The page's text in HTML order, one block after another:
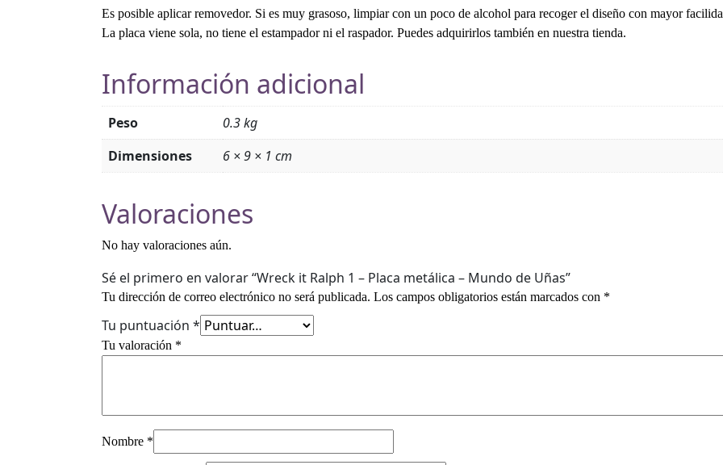
Es posible aplicar removedor. Si es muy grasoso, limpiar con un poco de alcohol para recoger el diseño con mayor
La placa viene sola, no tiene el estampador ni el raspador. Puedes adquirirlos también en nuestra tienda.
Información adicional
Peso
0.3 kg
Dimensiones
6 × 9 × 1 cm
Valoraciones
No hay valoraciones aún.
Sé el primero en valorar “Wreck it Ralph 1 – Placa metálica – Mundo de Uñas”
Tu dirección de correo electrónico no será publicada. Los campos obligatorios están marcados con *
Tu puntuación *
Tu valoración *
Nombre *